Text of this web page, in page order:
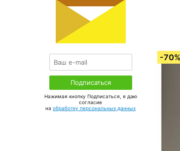
Нажимая кнопку Подписаться, я даю
соглаcие
на обработку персональных данных